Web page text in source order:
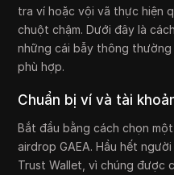
tra ví hoặc vội vã thực hiện
chuột chậm. Dưới đây là
những cái bẫy thông
phù hợp.
Chuẩn bị ví và tài
Bắt đầu bằng cách chọn
airdrop GAEA. Hầu hết
Trust Wallet, vì chúng được